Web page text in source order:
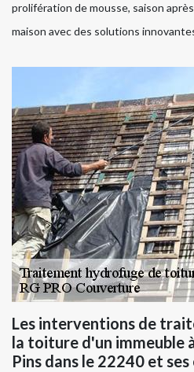
prolifération de mousse, saison
maison avec des solutions
Les interventions de
la toiture d'un immeuble
Pins dans le 22240 et